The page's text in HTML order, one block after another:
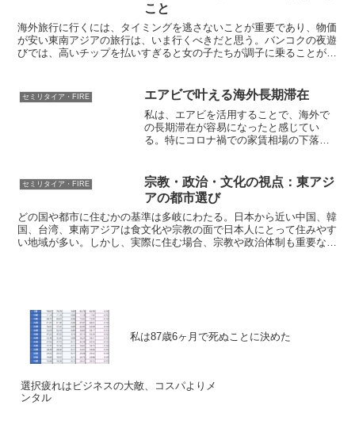
こと
海外旅行に行くには、タイミングを逃さないことが重要であり、物価
が安い東南アジアの旅行は、いま行くべきだと思う。バンコクの夜遊
びでは、高いチップを払いすぎると女の子たちが調子に乗ることがあ
セミリタイア・FIRE エアビで叶える海外長期滞在
私は、エアビを活用することで、海外で
の長期滞在が容易になったと感じてい
る。特にコロナ禍での家賃相場の下落
アビを利用することで、より安価にコン
ドミニアムに滞在できるようになった。
セミリタイア・FIRE
宗教・政治・文化の視点：東アジ
アの都市選び
どの国や都市に住むかの基準は多岐にわたる。日本から近い中国、韓
国、台湾、東南アジアは食文化や宗教の面で日本人にとって住みやす
い地域が多い。しかし、実際に住む場合、宗教や政治体制も重要な要
私は87歳6ヶ月で死ぬことに決めた
選択疲れはビジネスの大敵、コスパよりメ
ンタル